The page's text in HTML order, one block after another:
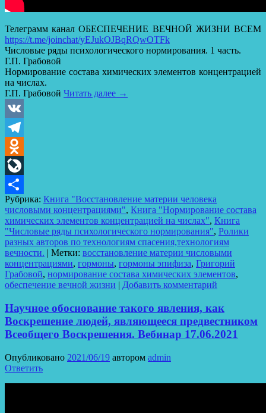
Телеграмм канал ОБЕСПЕЧЕНИЕ ВЕЧНОЙ ЖИЗНИ ВСЕМ
https://t.me/joinchat/yEJukOJBqRQwOTFk
Числовые ряды психологического нормирования. 1 часть.
Г.П. Грабовой
Нормирование состава химических элементов концентрацией
на числах.
Г.П. Грабовой Читать далее →
VK
Telegram
Odnoklassniki
LiveJournal
Отправить
Рубрика: Книга "Восстановление материи человека
числовыми концентрациями", Книга "Нормирование состава
химических элементов концентрацией на числах", Книга
"Числовые ряды психологического нормирования", Ролики
разных авторов по технологиям спасения,технологиям
вечности. | Метки: восстановление материи числовыми
концентрациями, гормоны, гормоны эпифиза, Григорий
Грабовой, нормирование состава химических элементов,
обеспечение вечной жизни | Добавить комментарий
Научное обоснование такого явления, как
Воскрешение людей, являющееся предвестником
Всеобщего Воскрешения. Вебинар 17.06.2021
Опубликовано 2021/06/19 автором admin
Ответить